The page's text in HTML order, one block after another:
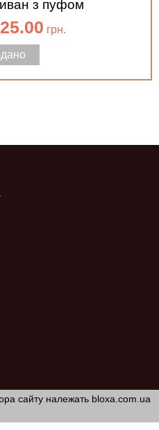
з пуфом
грн.
сайту належать bloxa.com.ua